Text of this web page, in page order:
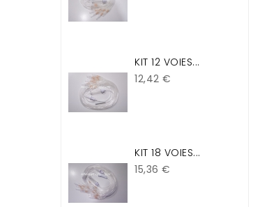
KIT 12 VOIES...
Prix
12,42 €
KIT 18 VOIES...
Prix
15,36 €